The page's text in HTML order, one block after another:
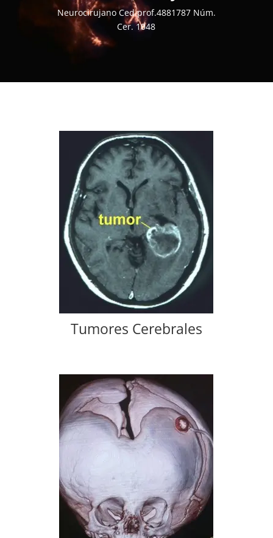
Neurocirujano Ced.prof.4881787 Núm.
Cer. 1048
Tumores Cerebrales